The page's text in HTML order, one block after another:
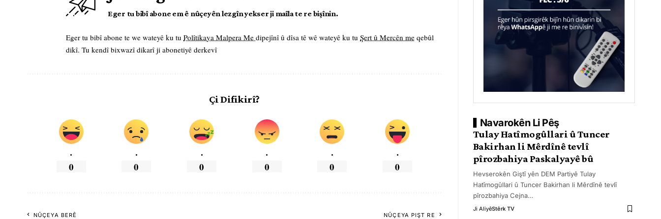
Eger tu bibî abone em ê nûçeyên lezgîn yekser ji maîla te re bişînin.
Eger tu bibî abone te we wateyê ku tu Polîtikaya Malpera Me dipejînî û dîsa tê wê wateyê ku tu Şert û Mercên me qebûl
dikî. Tu kendî bixwazî dikarî ji abonetiyê derkevî
Çi Difikirî?
.
0
.
0
.
0
.
0
.
0
.
0
NÛÇEYA BERÊ NÛÇEYA PIŞT RE
Navarokên Li Pêş
Tulay Hatîmogûllari û Tuncer
Bakirhan li Mêrdînê tevlî
pîrozbahiya Paskalyayê bû
Hevserokên Giştî yên DEM Partiyê Tulay
Hatîmogûllari û Tuncer Bakirhan li Mêrdînê tevlî
pîrozbahiya Cejna…
Ji AliyêStêrk TV